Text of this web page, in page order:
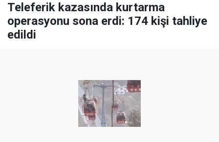
Teleferik kazasında kurtarma
operasyonu sona erdi: 174 kişi tahliye
edildi